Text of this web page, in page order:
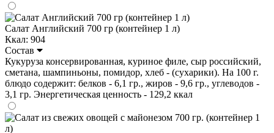
Салат Английский 700 гр (контейнер 1 л)
Ккал: 904
Состав
Кукуруза консервированная, куриное филе, сыр российский,
сметана, шампиньоны, помидор, хлеб - (сухарики). На 100 г.
блюдо содержит: белков - 6,1 гр., жиров - 9,6 гр., углеводов -
3,1 гр. Энергетическая ценность - 129,2 ккал